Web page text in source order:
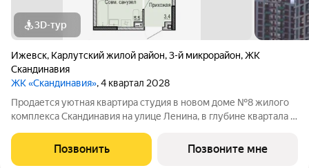
3D-тур
Ижевск, Карлутский жилой район,3-й микрорайон,ЖК
Скандинавия
ЖК «Скандинавия», 4 квартал 2028
Продается уютная квартира студия в новом доме №8 жилого
комплекса Скандинавия на улице Ленина, в глубине квартала с
не центр», но, при этом, здесь близко ко всему: В шаговой
доступности от
Позвонить Позвоните мне